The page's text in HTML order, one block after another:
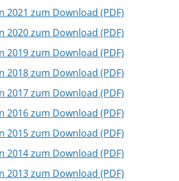
2021 zum Download (PDF)
2020 zum Download (PDF)
2019 zum Download (PDF)
2018 zum Download (PDF)
2017 zum Download (PDF)
2016 zum Download (PDF)
2015 zum Download (PDF)
2014 zum Download (PDF)
2013 zum Download (PDF)